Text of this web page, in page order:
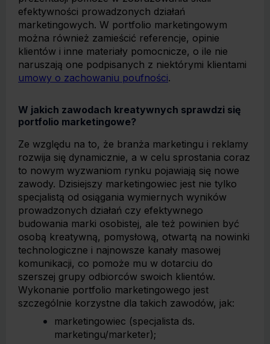
efektywności prowadzonych działań
marketingowych. W portfolio marketingowym
można również zamieścić referencje, opinie
klientów i inne materiały pomocnicze, o ile nie
naruszają one podpisanych z niektórymi klientami
umowy o zachowaniu poufności.
W jakich zawodach kreatywnych sprawdzi się
portfolio marketingowe?
Ze względu na to, że branża marketingu i reklamy
rozwija się dynamicznie, a w celu sprostania coraz
to nowym wyzwaniom rynku pojawiają się nowe
zawody. Dzisiejszy marketingowiec jest nie tylko
specjalistą od osiągania wymiernych wyników
prowadzonych działań czy efektywnego
budowania marki osobistej, ale też powinien być
osobą kreatywną, pomysłową, otwartą na nowinki
technologiczne i najnowsze kanały masowej
komunikacji, co pomoże mu w dotarciu do
szerszej grupy odbiorców swoich klientów.
Wykonanie portfolio marketingowego jest
szczególnie korzystne dla takich zawodów, jak:
marketingowiec (specjalista ds.
marketingu/marketer);